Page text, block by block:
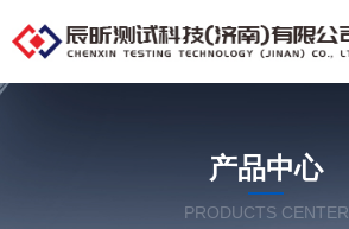
产品中心
PRODUCTS CENTER